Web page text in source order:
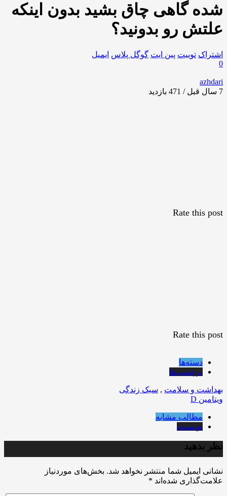
شده گاهی چاق بشید بدون اینکه
علتش رو بدونید؟
اشتراک توییت پین ایت گوگل‌ پلاس ایمیل
0
azhdari
7 سال قبل / 471
بازدید
Rate this post
Rate this post
دسته‌ها
برچسب‌ها
بهداشت و سلامت , سبک زندگی
ویتامین D
مطالب مشابه
نویسنده
نظر بدهید
نشانی ایمیل شما منتشر نخواهد شد. بخش‌های موردنیاز
علامت‌گذاری شده‌اند *